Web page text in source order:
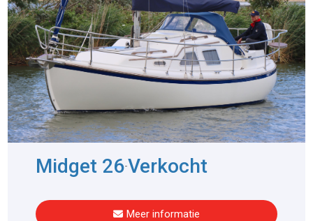
Midget 26-Verkocht
Meer informatie